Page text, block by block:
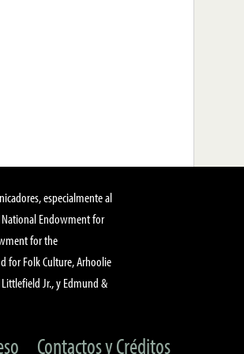
especialmente al
National Endowment for
for the
for Folk Culture, Arhoolie
Littlefield Jr., y Edmund &
Contactos y Créditos